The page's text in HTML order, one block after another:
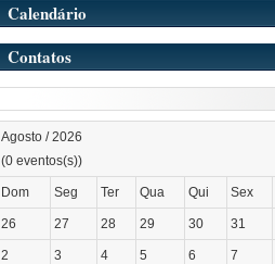
Calendário
Contatos
Agosto / 2026
(0 eventos(s))
Dom Seg Ter Qua Qui Sex
26 27 28 29 30 31
2 3 4 5 6 7